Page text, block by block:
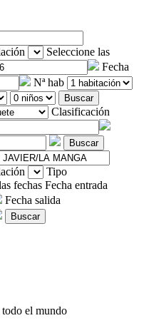
Seleccione las
Fecha
Nª hab
Buscar
Clasificación
Buscar
Tipo
fechas Fecha entrada
Fecha salida
Buscar
todo el mundo